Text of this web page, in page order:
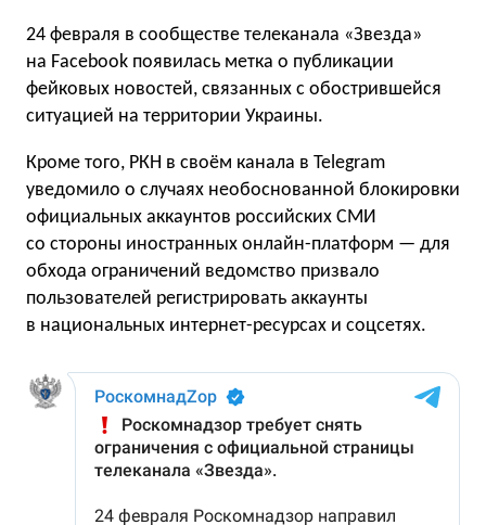
24 февраля в сообществе телеканала «Звезда»
на Facebook появилась метка о публикации
фейковых новостей, связанных с обострившейся
ситуацией на территории Украины.
Кроме того, РКН в своём канала в Telegram
уведомило о случаях необоснованной блокировки
официальных аккаунтов российских СМИ
со стороны иностранных онлайн-платформ — для
обхода ограничений ведомство призвало
пользователей регистрировать аккаунты
в национальных интернет-ресурсах и соцсетях.